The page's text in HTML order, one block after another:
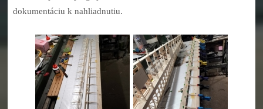
dokumentáciu k nahliadnutiu.